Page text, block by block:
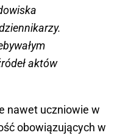
aktów
nawet uczniowie w
obowiązujących w